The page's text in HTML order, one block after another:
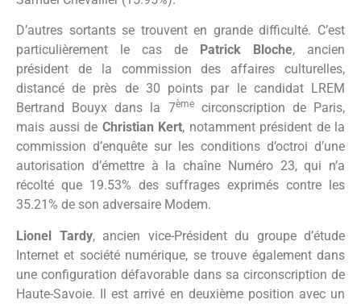
D’autres sortants se trouvent en grande difficulté. C’est
particulièrement le cas de
Patrick Bloche, ancien
président de la commission des affaires culturelles,
distancé de près de 30 points par le candidat LREM
Bertrand Bouyx dans la 7èmecirconscription de Paris,
mais aussi de Christian Kert, notamment président de la
commission d’enquête sur les conditions d’octroi d’une
autorisation d’émettre à la chaîne Numéro 23, qui n’a
récolté que 19.53% des suffrages exprimés contre les
35.21% de son adversaire Modem.
Lionel Tardy, ancien vice-Président du groupe d’étude
Internet et société numérique, se trouve également dans
une configuration défavorable dans sa circonscription de
Haute-Savoie. Il est arrivé en deuxième position avec un